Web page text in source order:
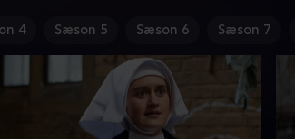
4 Sæson 5 Sæson 6 Sæson 7